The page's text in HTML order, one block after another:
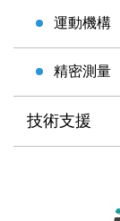
運動機構
精密測量
技術支援